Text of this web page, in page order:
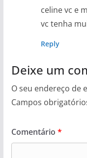
celine vc e
vc tenha
Reply
Deixe um
O seu endereço de
Campos
Comentário *